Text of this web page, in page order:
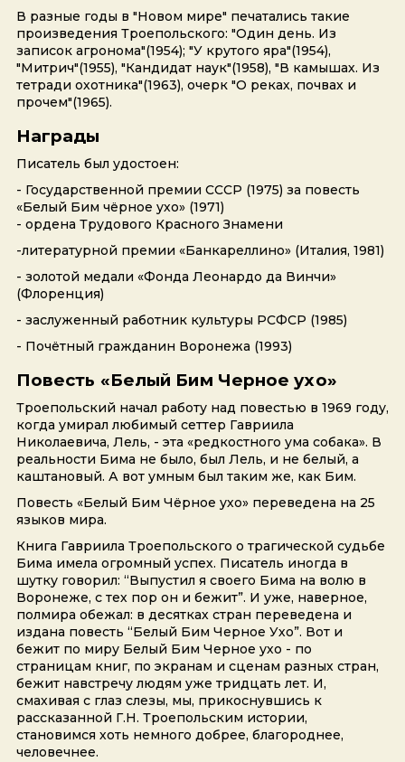
В разные годы в "Новом мире" печатались такие
произведения Троепольского: "Один день. Из
записок агронома"(1954); "У крутого яра"(1954),
"Митрич"(1955), "Кандидат наук"(1958), "В камышах. Из
тетради охотника"(1963), очерк "О реках, почвах и
прочем"(1965).
Награды
Писатель был удостоен:
- Государственной премии СССР (1975) за повесть
«Белый Бим чёрное ухо» (1971)
- ордена Трудового Красного Знамени
-литературной премии «Банкареллино» (Италия, 1981)
- золотой медали «Фонда Леонардо да Винчи»
(Флоренция)
- заслуженный работник культуры РСФСР (1985)
- Почётный гражданин Воронежа (1993)
Повесть «Белый Бим Черное ухо»
Троепольский начал работу над повестью в 1969 году,
когда умирал любимый сеттер Гавриила
Николаевича, Лель, - эта «редкостного ума собака». В
реальности Бима не было, был Лель, и не белый, а
каштановый. А вот умным был таким же, как Бим.
Повесть «Белый Бим Чёрное ухо» переведена на 25
языков мира.
Книга Гавриила Троепольского о трагической судьбе
Бима имела огромный успех. Писатель иногда в
шутку говорил: “Выпустил я своего Бима на волю в
Воронеже, с тех пор он и бежит”. И уже, наверное,
полмира обежал: в десятках стран переведена и
издана повесть “Белый Бим Черное Ухо”. Вот и
бежит по миру Белый Бим Черное ухо - по
страницам книг, по экранам и сценам разных стран,
бежит навстречу людям уже тридцать лет. И,
смахивая с глаз слезы, мы, прикоснувшись к
рассказанной Г.Н. Троепольским истории,
становимся хоть немного добрее, благороднее,
человечнее.